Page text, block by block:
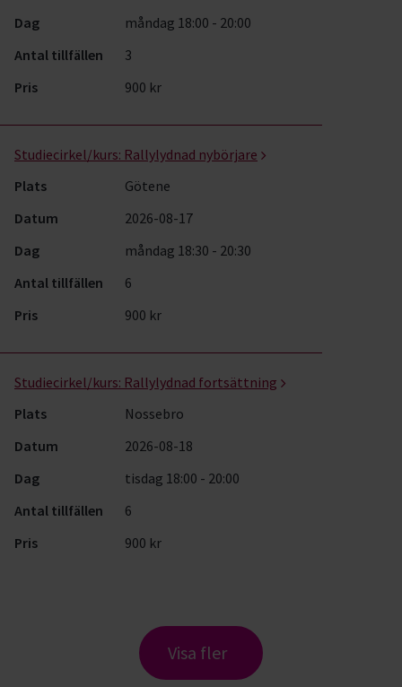
Dag
måndag 18:00 - 20:00
Antal tillfällen
3
Pris
900 kr
Studiecirkel/kurs: Rallylydnad nybörjare
Plats
Götene
Datum
2026-08-17
Dag
måndag 18:30 - 20:30
Antal tillfällen
6
Pris
900 kr
Studiecirkel/kurs: Rallylydnad fortsättning
Plats
Nossebro
Datum
2026-08-18
Dag
tisdag 18:00 - 20:00
Antal tillfällen
6
Pris
900 kr
Visa fler